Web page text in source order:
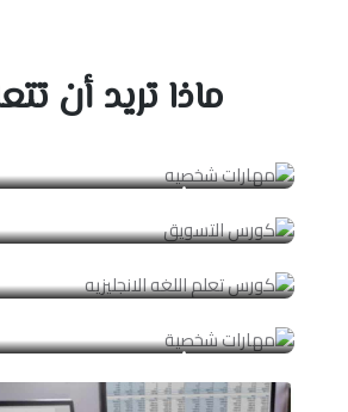
ماذا تريد أن
مهارات شخصيه
3 دورة
كورس التسويق
0 دورة
كورس تعلم اللغه
8 دورة
مهارات شخصية
1 دورة